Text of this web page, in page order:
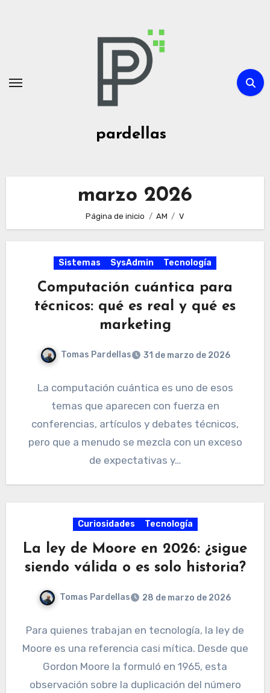
pardellas
marzo 2026
Página de inicio AM V
Sistemas SysAdmin Tecnología
Computación cuántica para
técnicos: qué es real y qué es
marketing
Tomas Pardellas 31 de marzo de 2026
La computación cuántica es uno de esos
temas que aparecen con fuerza en
conferencias, artículos y debates técnicos,
pero que a menudo se mezcla con un exceso
de expectativas y…
Curiosidades Tecnología
La ley de Moore en 2026: ¿sigue
siendo válida o es solo historia?
Tomas Pardellas 28 de marzo de 2026
Para quienes trabajan en tecnología, la ley de
Moore es una referencia casi mítica. Desde que
Gordon Moore la formuló en 1965, esta
observación sobre la duplicación del número